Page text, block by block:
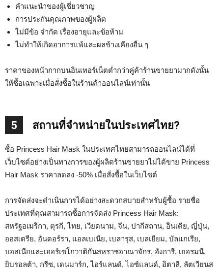
คำแนะนำของผู้เชี่ยวชาญ
การประกันคุณภาพของผู้ผลิต
ไม่มีข้อ จำกัด เรื่องอายุและข้อห้าม
ไม่ทำให้เกิดอาการแพ้และผลข้างเคียงอื่น ๆ
ราคาของหน้ากากบนอินเทอร์เน็ตต่ำกว่าคู่ค้าร้านขายยามากดังนั้น
ให้ซื้อเฉพาะเมื่อสั่งซื้อในร้านค้าออนไลน์เท่านั้น
5 สถานที่จำหน่ายในประเทศไทย?
ซื้อ Princess Hair Mask ในประเทศไทยสามารถออนไลน์ได้ที่
เว็บไซต์อย่างเป็นทางการของผู้ผลิตร้านขายยาไม่ได้ขาย Princess
Hair Mask ราคาลดลง -50% เมื่อสั่งซื้อในเว็บไซต์
การจัดส่งจะดำเนินการได้อย่างสะดวกสบายสำหรับผู้ซื้อ รายชื่อ
ประเทศที่คุณสามารถซื้อการจัดส่ง Princess Hair Mask:
สหรัฐอเมริกา, ตุรกี, ไทย, เวียดนาม, จีน, ปากีสถาน, อินเดีย, ญี่ปุ่น,
ออสเตรีย, อันดอร์รา, แอลเบเนีย, เบลารุส, เบลเยียม, บัลแกเรีย,
บอสเนียและเฮอร์เซโกวาติกันสหราชอาณาจักร, ฮังการี, เยอรมนี,
ยิบรอลต้า, กรีซ, เดนมาร์ก, ไอร์แลนด์, ไอซ์แลนด์, อิตาลี, ลัตเวียนส